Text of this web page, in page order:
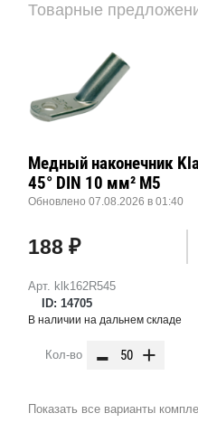
Товарные
Арт. klk162R545
ID: 14705
Медный наконечник
45° DIN 10 мм² М5
Обновлено 07.08.2026 в 01:40
188 ₽
В наличии на дальнем складе
Кол-во - +
Показать все варианты